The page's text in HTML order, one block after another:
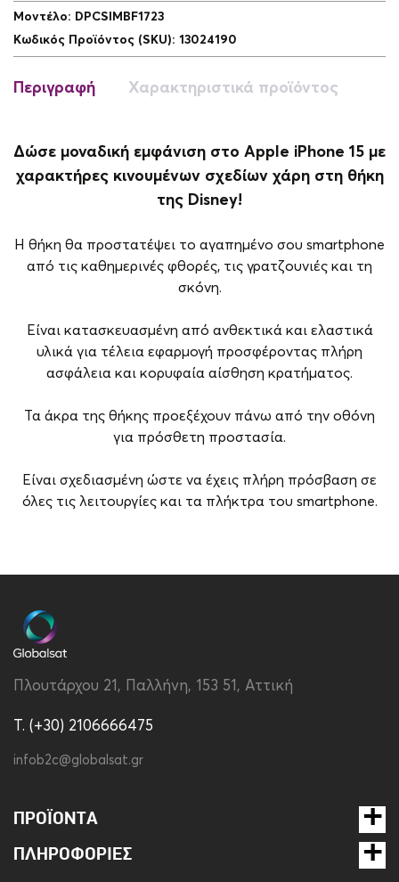
Μοντέλο: DPCSIMBF1723
Κωδικός Προϊόντος (SKU): 13024190
Περιγραφή Χαρακτηριστικά προϊόντος
Δώσε μοναδική εμφάνιση στο Apple iPhone 15 με
χαρακτήρες κινουμένων σχεδίων χάρη στη θήκη
της Disney!
Η θήκη θα προστατέψει το αγαπημένο σου smartphone
από τις καθημερινές φθορές, τις γρατζουνιές και τη
σκόνη.
Είναι κατασκευασμένη από ανθεκτικά και ελαστικά
υλικά για τέλεια εφαρμογή προσφέροντας πλήρη
ασφάλεια και κορυφαία αίσθηση κρατήματος.
Τα άκρα της θήκης προεξέχουν πάνω από την οθόνη
για πρόσθετη προστασία.
Είναι σχεδιασμένη ώστε να έχεις πλήρη πρόσβαση σε
όλες τις λειτουργίες και τα πλήκτρα του smartphone.
Συμβατότητα Apple iPhone 15
Τύπος
Υλικό
Χρώμα Διάφανο
Πλουτάρχου 21, Παλλήνη, 153 51, Αττική
T. (+30) 2106666475
infob2c@globalsat.gr
ΠΡΟΪΌΝΤΑ
ΠΛΗΡΟΦΟΡΊΕΣ